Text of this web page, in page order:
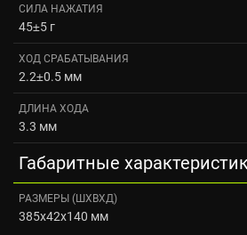
СИЛА НАЖАТИЯ
45±5 г
ХОД СРАБАТЫВАНИЯ
2.2±0.5 мм
ДЛИНА ХОДА
3.3 мм
Габаритные
РАЗМЕРЫ (ШXВXД)
385x42x140 мм